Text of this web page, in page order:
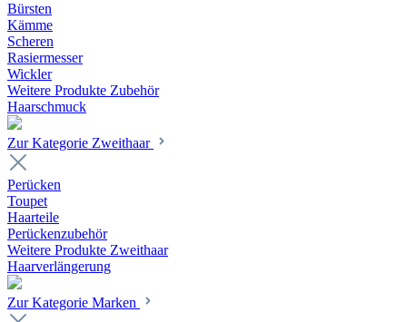
Bürsten
Kämme
Scheren
Rasiermesser
Wickler
Weitere Produkte Zubehör
Haarschmuck
Zur Kategorie Zweithaar
Perücken
Toupet
Haarteile
Perückenzubehör
Weitere Produkte Zweithaar
Haarverlängerung
Zur Kategorie Marken